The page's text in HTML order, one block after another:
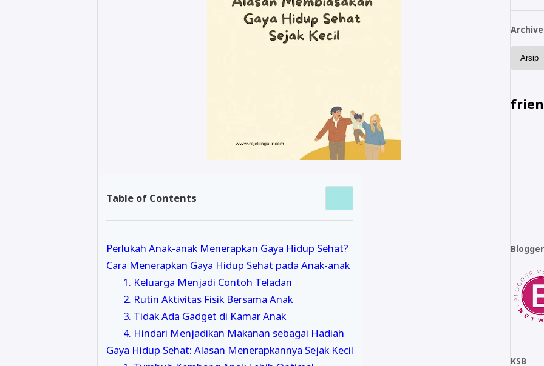
Table of Contents
Perlukah Anak-anak Menerapkan Gaya Hidup Sehat?
Cara Menerapkan Gaya Hidup Sehat pada Anak-anak
1. Keluarga Menjadi Contoh Teladan
2. Rutin Aktivitas Fisik Bersama Anak
3. Tidak Ada Gadget di Kamar Anak
4. Hindari Menjadikan Makanan sebagai Hadiah
Gaya Hidup Sehat: Alasan Menerapkannya Sejak Kecil
Archive
KSB